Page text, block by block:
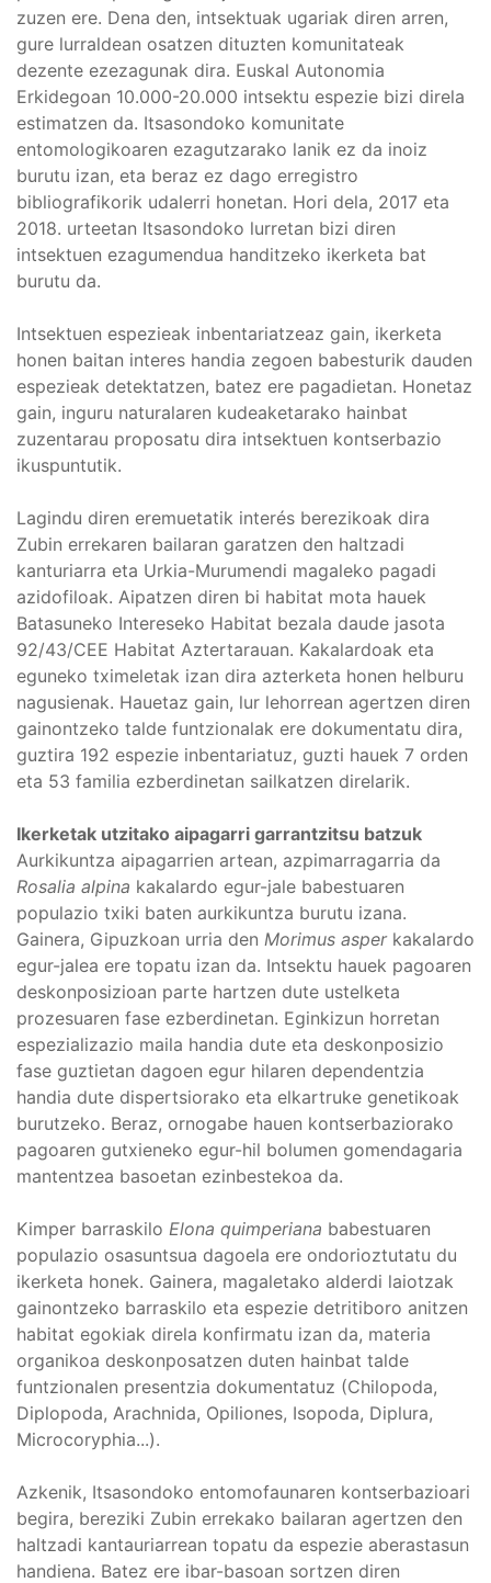
zuzen ere. Dena den, intsektuak ugariak diren arren,
gure lurraldean osatzen dituzten komunitateak
dezente ezezagunak dira. Euskal Autonomia
Erkidegoan 10.000-20.000 intsektu espezie bizi direla
estimatzen da. Itsasondoko komunitate
entomologikoaren ezagutzarako lanik ez da inoiz
burutu izan, eta beraz ez dago erregistro
bibliografikorik udalerri honetan. Hori dela, 2017 eta
2018. urteetan Itsasondoko lurretan bizi diren
intsektuen ezagumendua handitzeko ikerketa bat
burutu da.
Intsektuen espezieak inbentariatzeaz gain, ikerketa
honen baitan interes handia zegoen babesturik dauden
espezieak detektatzen, batez ere pagadietan. Honetaz
gain, inguru naturalaren kudeaketarako hainbat
zuzentarau proposatu dira intsektuen kontserbazio
ikuspuntutik.
Lagindu diren eremuetatik interés berezikoak dira
Zubin errekaren bailaran garatzen den haltzadi
kanturiarra eta Urkia-Murumendi magaleko pagadi
azidofiloak. Aipatzen diren bi habitat mota hauek
Batasuneko Intereseko Habitat bezala daude jasota
92/43/CEE Habitat Aztertarauan. Kakalardoak eta
eguneko tximeletak izan dira azterketa honen helburu
nagusienak. Hauetaz gain, lur lehorrean agertzen diren
gainontzeko talde funtzionalak ere dokumentatu dira,
guztira 192 espezie inbentariatuz, guzti hauek 7 orden
eta 53 familia ezberdinetan sailkatzen direlarik.
Ikerketak utzitako aipagarri garrantzitsu batzuk
Aurkikuntza aipagarrien artean, azpimarragarria da
Rosalia alpina kakalardo egur-jale babestuaren
populazio txiki baten aurkikuntza burutu izana.
Gainera, Gipuzkoan urria den Morimus asperkakalardo
egur-jalea ere topatu izan da. Intsektu hauek pagoaren
deskonposizioan parte hartzen dute ustelketa
prozesuaren fase ezberdinetan. Eginkizun horretan
espezializazio maila handia dute eta deskonposizio
fase guztietan dagoen egur hilaren dependentzia
handia dute dispertsiorako eta elkartruke genetikoak
burutzeko. Beraz, ornogabe hauen kontserbaziorako
pagoaren gutxieneko egur-hil bolumen gomendagaria
mantentzea basoetan ezinbestekoa da.
Kimper barraskilo Elona quimperiana babestuaren
populazio osasuntsua dagoela ere ondorioztutatu du
ikerketa honek. Gainera, magaletako alderdi laiotzak
gainontzeko barraskilo eta espezie detritiboro anitzen
habitat egokiak direla konfirmatu izan da, materia
organikoa deskonposatzen duten hainbat talde
funtzionalen presentzia dokumentatuz (Chilopoda,
Diplopoda, Arachnida, Opiliones, Isopoda, Diplura,
Microcoryphia...).
Azkenik, Itsasondoko entomofaunaren kontserbazioari
begira, bereziki Zubin errekako bailaran agertzen den
haltzadi kantauriarrean topatu da espezie aberastasun
handiena. Batez ere ibar-basoan sortzen diren